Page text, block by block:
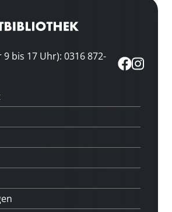
bis 17 Uhr): 0316 872-